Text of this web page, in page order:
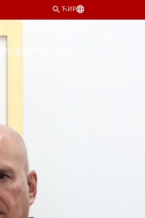
ЋИР
ПРОДАВНИЦА